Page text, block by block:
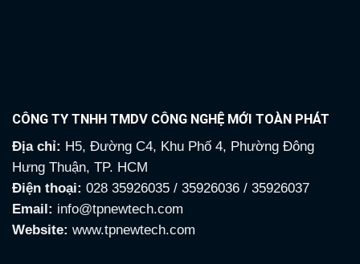
CÔNG TY TNHH TMDV CÔNG NGHỆ MỚI TOÀN PHÁT
Địa chỉ: H5, Đường C4, Khu Phố 4, Phường Đông
Hưng Thuận, TP. HCM
Điện thoại: 028 35926035 / 35926036 / 35926037
Email: info@tpnewtech.com
Website: www.tpnewtech.com